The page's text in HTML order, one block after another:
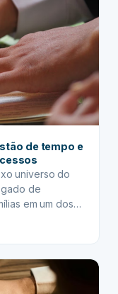
de tempo e
universo do
de
em um dos
de bens
dos clientes,